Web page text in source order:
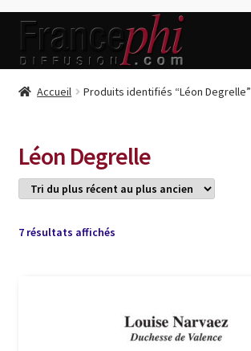
Aller
la
Aller
contenu
Accueil
Caisse
Conditions de Vente
Connection
Livres de Peter Randa
Accueil Produits identifiés “Léon Degrelle”
Léon Degrelle
7 résultats affichésTrié
plus
ancien